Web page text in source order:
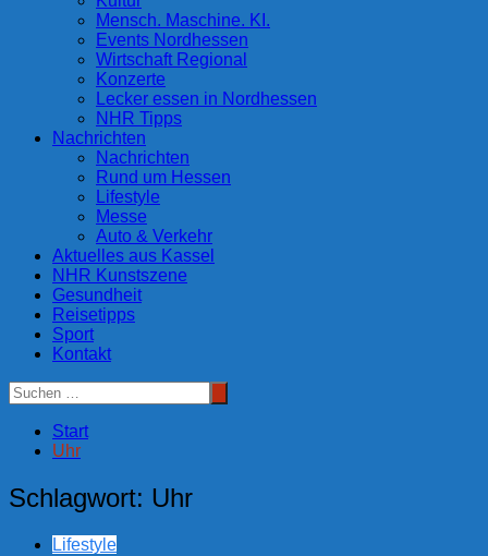
Mensch. Maschine. KI.
Events Nordhessen
Wirtschaft Regional
Konzerte
Lecker essen in Nordhessen
NHR Tipps
Nachrichten
Nachrichten
Rund um Hessen
Lifestyle
Messe
Auto & Verkehr
Aktuelles aus Kassel
NHR Kunstszene
Gesundheit
Reisetipps
Sport
Kontakt
Start
Uhr
Schlagwort: Uhr
Lifestyle